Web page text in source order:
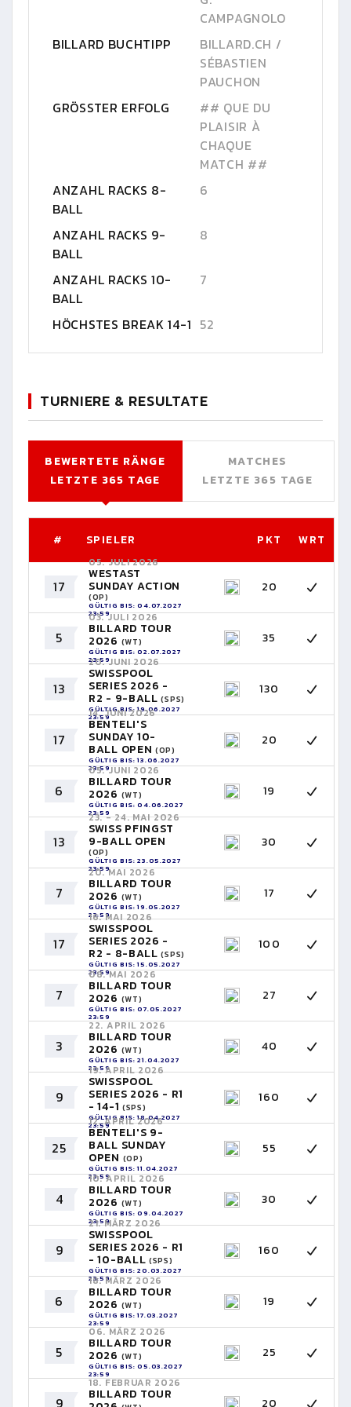
CAMPAGNOLO
BILLARD BUCHTIPP
BILLARD.CH /
SÉBASTIEN
PAUCHON
GRÖSSTER ERFOLG
## QUE DU
PLAISIR À
CHAQUE
MATCH ##
ANZAHL RACKS 8-
BALL
6
ANZAHL RACKS 9-
BALL
8
ANZAHL RACKS 10-
BALL
7
HÖCHSTES BREAK 14-1 52
TURNIERE & RESULTATE
BEWERTETE RÄNGE
LETZTE 365 TAGE
MATCHES
LETZTE 365 TAGE
# SPIELER PKT WRT
17
05. JULI 2026
WESTAST
SUNDAY ACTION
(OP)
GÜLTIG BIS: 04.07.2027
23:59
20
5
03. JULI 2026
BILLARD TOUR
2026 (WT)
GÜLTIG BIS: 02.07.2027
23:59
35
13
20. JUNI 2026
SWISSPOOL
SERIES 2026 -
R2 - 9-BALL(SPS)
GÜLTIG BIS: 19.06.2027
23:59
130
17
14. JUNI 2026
BENTELI'S
SUNDAY 10-
BALL OPEN (OP)
GÜLTIG BIS: 13.06.2027
23:59
20
6
05. JUNI 2026
BILLARD TOUR
2026 (WT)
GÜLTIG BIS: 04.06.2027
23:59
19
13
23. - 24. MAI 2026
SWISS PFINGST
9-BALL OPEN
(OP)
GÜLTIG BIS: 23.05.2027
23:59
30
7
20. MAI 2026
BILLARD TOUR
2026 (WT)
GÜLTIG BIS: 19.05.2027
23:59
17
17
16. MAI 2026
SWISSPOOL
SERIES 2026 -
R2 - 8-BALL(SPS)
GÜLTIG BIS: 15.05.2027
23:59
100
7
08. MAI 2026
BILLARD TOUR
2026 (WT)
GÜLTIG BIS: 07.05.2027
23:59
27
3
22. APRIL 2026
BILLARD TOUR
2026 (WT)
GÜLTIG BIS: 21.04.2027
23:59
40
9
19. APRIL 2026
SWISSPOOL
SERIES 2026 - R1
- 14-1 (SPS)
GÜLTIG BIS: 18.04.2027
23:59
160
25
12. APRIL 2026
BENTELI'S 9-
BALL SUNDAY
OPEN (OP)
GÜLTIG BIS: 11.04.2027
23:59
55
4
10. APRIL 2026
BILLARD TOUR
2026 (WT)
GÜLTIG BIS: 09.04.2027
23:59
30
9
21. MÄRZ 2026
SWISSPOOL
SERIES 2026 - R1
- 10-BALL (SPS)
GÜLTIG BIS: 20.03.2027
23:59
160
6
18. MÄRZ 2026
BILLARD TOUR
2026 (WT)
GÜLTIG BIS: 17.03.2027
23:59
19
5
06. MÄRZ 2026
BILLARD TOUR
2026 (WT)
GÜLTIG BIS: 05.03.2027
23:59
25
9
18. FEBRUAR 2026
BILLARD TOUR
20